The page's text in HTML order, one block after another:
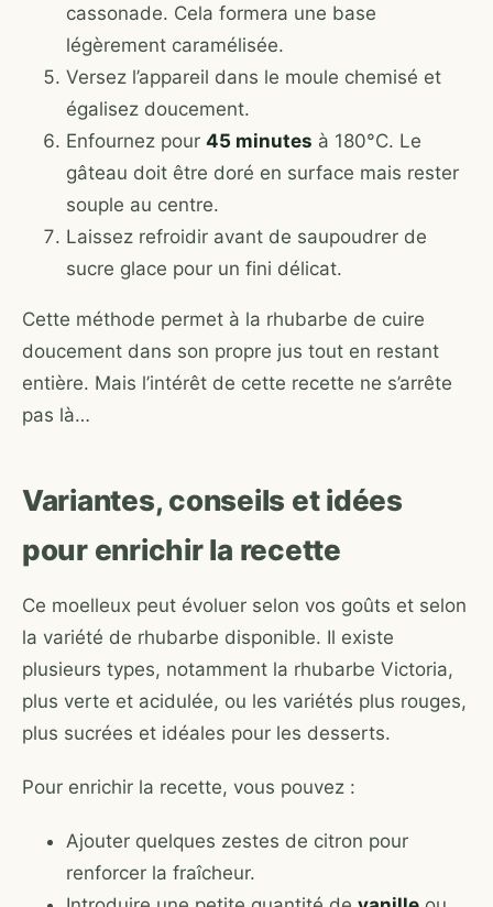
cassonade. Cela formera une base
légèrement caramélisée.
Versez l’appareil dans le moule chemisé et
égalisez doucement.
Enfournez pour 45 minutes à 180°C. Le
gâteau doit être doré en surface mais rester
souple au centre.
Laissez refroidir avant de saupoudrer de
sucre glace pour un fini délicat.
Cette méthode permet à la rhubarbe de cuire
doucement dans son propre jus tout en restant
entière. Mais l’intérêt de cette recette ne s’arrête
pas là…
Variantes, conseils et idées
pour enrichir la recette
Ce moelleux peut évoluer selon vos goûts et selon
la variété de rhubarbe disponible. Il existe
plusieurs types, notamment la rhubarbe Victoria,
plus verte et acidulée, ou les variétés plus rouges,
plus sucrées et idéales pour les desserts.
Pour enrichir la recette, vous pouvez :
Ajouter quelques zestes de citron pour
renforcer la fraîcheur.